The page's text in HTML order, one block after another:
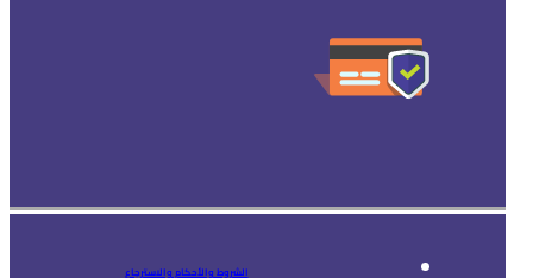
الشروط والأحكام والاسترجاع